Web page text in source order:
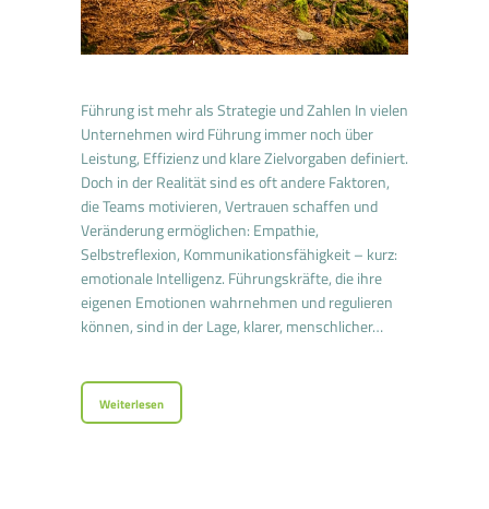
Führung ist mehr als Strategie und Zahlen In vielen
Unternehmen wird Führung immer noch über
Leistung, Effizienz und klare Zielvorgaben definiert.
Doch in der Realität sind es oft andere Faktoren,
die Teams motivieren, Vertrauen schaffen und
Veränderung ermöglichen: Empathie,
Selbstreflexion, Kommunikationsfähigkeit – kurz:
emotionale Intelligenz. Führungskräfte, die ihre
eigenen Emotionen wahrnehmen und regulieren
können, sind in der Lage, klarer, menschlicher…
Weiterlesen